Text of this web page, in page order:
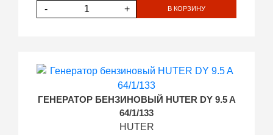
- + В КОРЗИНУ
ГЕНЕРАТОР БЕНЗИНОВЫЙ HUTER DY 9.5 A
64/1/133
HUTER